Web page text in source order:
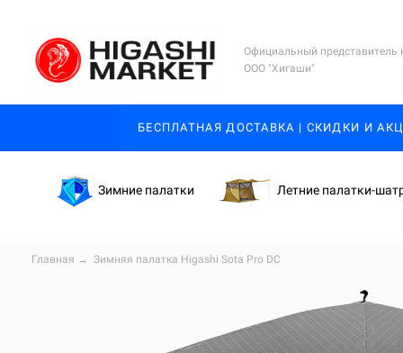
Официальный представитель
ООО "Хигаши"
БЕСПЛАТНАЯ ДОСТАВКА | СКИДКИ И
Зимние палатки Летние палатки-
Главная → Зимняя палатка Higashi Sota Pro DC